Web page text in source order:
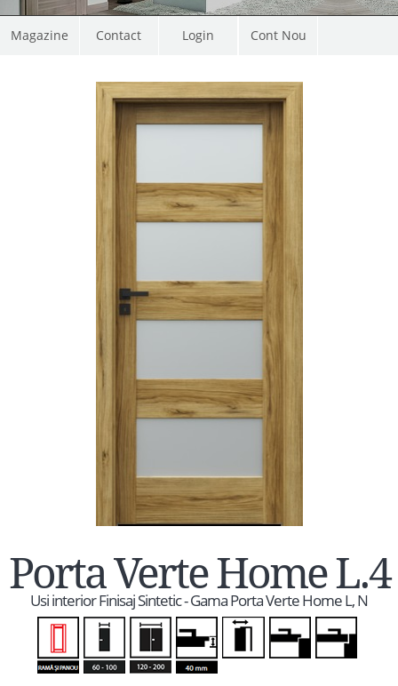
Magazine Contact Cont Nou
Porta Verte Home L.4
Usi interior Finisaj Sintetic - Gama Porta Verte Home L, N